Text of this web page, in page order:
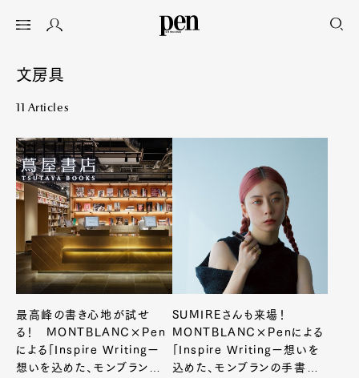
文房具
11 Articles
最高峰の書き心地が試せ
る！ MONTBLANC×Pen
による「Inspire Writingー
想いを込めた、モンブランの
SUMIREさんも来場！
MONTBLANC×Penによる
「Inspire Writingー想いを
込めた、モンブランの手書き